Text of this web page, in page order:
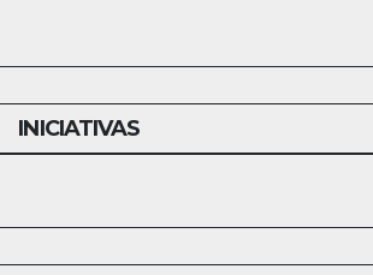
INICIATIVAS